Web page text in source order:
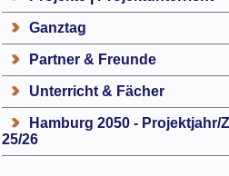
Ganztag
Partner & Freunde
Unterricht & Fächer
Hamburg 2050 - Projektjahr/
25/26